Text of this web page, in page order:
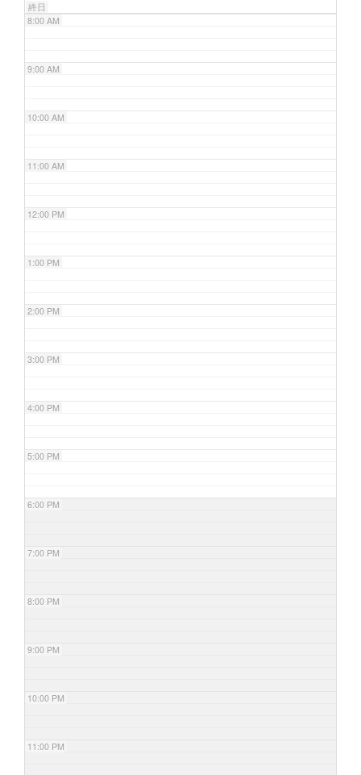
終日
8:00 AM
9:00 AM
10:00 AM
11:00 AM
12:00 PM
1:00 PM
2:00 PM
3:00 PM
4:00 PM
5:00 PM
6:00 PM
7:00 PM
8:00 PM
9:00 PM
10:00 PM
11:00 PM